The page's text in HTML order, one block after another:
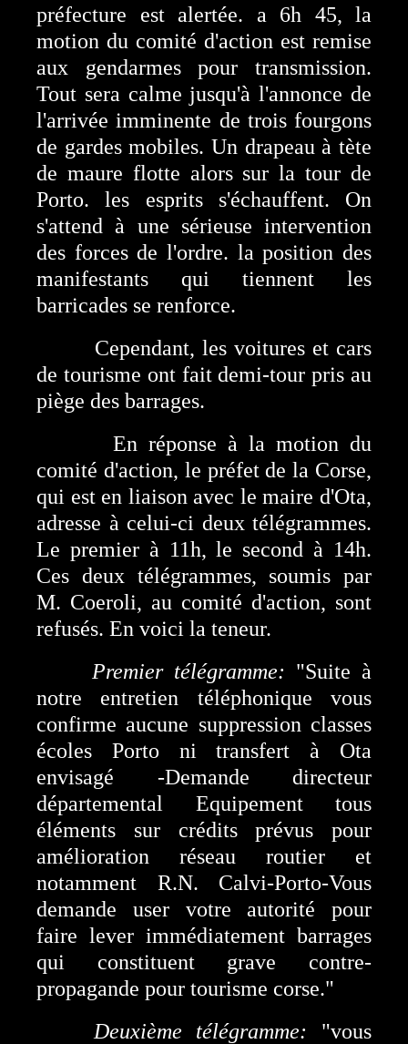
préfecture est alertée. a 6h 45, la
motion du comité d'action est remise
aux gendarmes pour transmission.
Tout sera calme jusqu'à l'annonce de
l'arrivée imminente de trois fourgons
de gardes mobiles. Un drapeau à tète
de maure flotte alors sur la tour de
Porto. les esprits s'échauffent. On
s'attend à une sérieuse intervention
des forces de l'ordre. la position des
manifestants qui tiennent les
barricades se renforce.
Cependant, les voitures et cars
de tourisme ont fait demi-tour pris au
piège des barrages.
En réponse à la motion du
comité d'action, le préfet de la Corse,
qui est en liaison avec le maire d'Ota,
adresse à celui-ci deux télégrammes.
Le premier à 11h, le second à 14h.
Ces deux télégrammes, soumis par
M. Coeroli, au comité d'action, sont
refusés. En voici la teneur.
Premier télégramme: "Suite à
notre entretien téléphonique vous
confirme aucune suppression classes
écoles Porto ni transfert à Ota
envisagé -Demande directeur
départemental Equipement tous
éléments sur crédits prévus pour
amélioration réseau routier et
notamment R.N. Calvi-Porto-Vous
demande user votre autorité pour
faire lever immédiatement barrages
qui constituent grave contre-
propagande pour tourisme corse."
Deuxième télégramme: "vous